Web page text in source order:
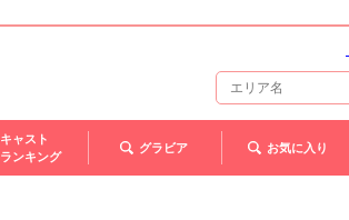
キャスト
ランキング
グラビア お気に入り